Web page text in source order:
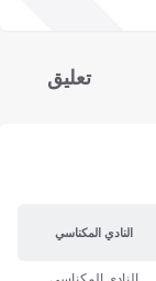
تعليق
النادي المكناسي